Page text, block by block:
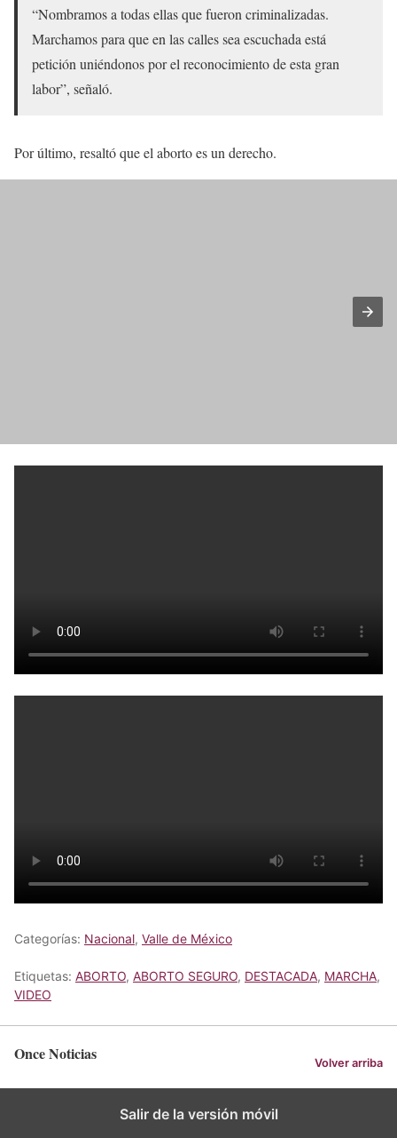
“Nombramos a todas ellas que fueron criminalizadas.
Marchamos para que en las calles sea escuchada está
petición uniéndonos por el reconocimiento de esta gran
labor”, señaló.
Por último, resaltó que el aborto es un derecho.
Categorías: Nacional, Valle de México
Etiquetas: ABORTO, ABORTO SEGURO, DESTACADA, MARCHA,
VIDEO
Once Noticias Volver arriba
Salir de la versión móvil